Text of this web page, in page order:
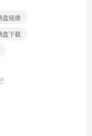
盘链接
盘下载